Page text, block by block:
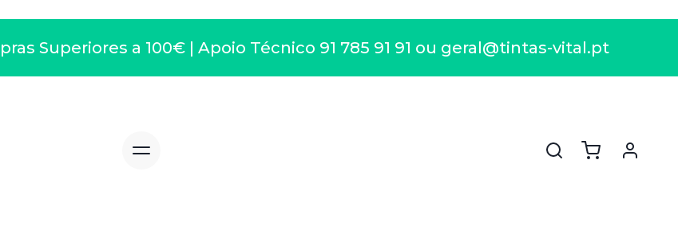
Superiores a 100€ | Apoio Técnico 91 785 91 91 ou geral@tintas-vital.pt